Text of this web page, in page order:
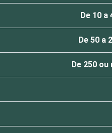
De 10 a
De 50 a
De 250